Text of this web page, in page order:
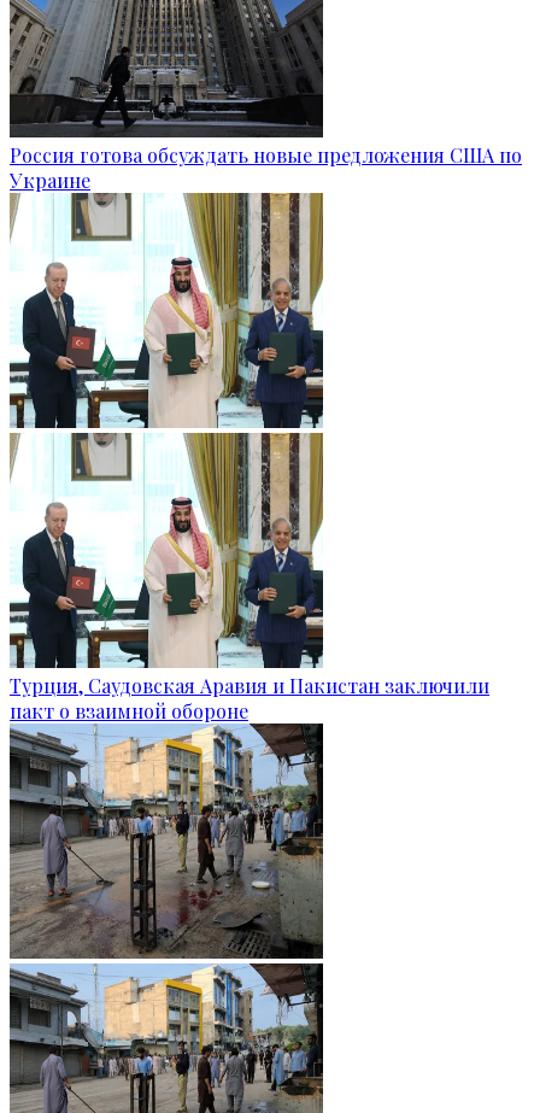
Россия готова обсуждать новые предложения США по
Украине
Турция, Саудовская Аравия и Пакистан заключили
пакт о взаимной обороне